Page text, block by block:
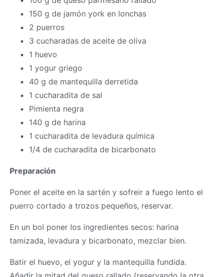
150 g de jamón york en lonchas
2 puerros
3 cucharadas de aceite de oliva
1 huevo
1 yogur griego
40 g de mantequilla derretida
1 cucharadita de sal
Pimienta negra
140 g de harina
1 cucharadita de levadura química
1/4 de cucharadita de bicarbonato
Preparación
Poner el aceite en la sartén y sofreir a fuego lento el
puerro cortado a trozos pequeños, reservar.
En un bol poner los ingredientes secos: harina
tamizada, levadura y bicarbonato, mezclar bien.
Batir el huevo, el yogur y la mantequilla fundida.